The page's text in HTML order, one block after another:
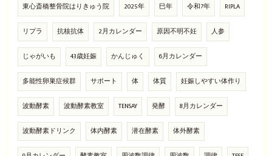
東心斎橋整骨院はりきゅう院 2025年 巳年 令和7年 RIPLA
リプラ 抗核抗体 2月カレンダー 原因不明不妊 人参
じゃがいも 43歳妊娠 かんじゅく 6月カレンダー
多能性卵巣症候群 サポート 体 体質 妊娠しやすい体作り
波動酵素 波動酵素教室 TENSAY 発酵 8月カレンダー
波動酵素ドリンク 体内酵素 潜在酵素 体外酵素